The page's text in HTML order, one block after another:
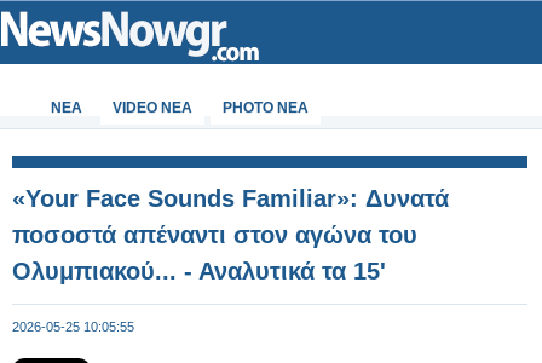
ΝΕΑ VIDEO NEA PHOTO NEA
«Your Face Sounds Familiar»: Δυνατά
ποσοστά απέναντι στον αγώνα του
Ολυμπιακού... - Αναλυτικά τα 15'
2026-05-25 10:05:55